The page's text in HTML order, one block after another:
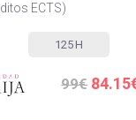
ECTS)
125 H
99€